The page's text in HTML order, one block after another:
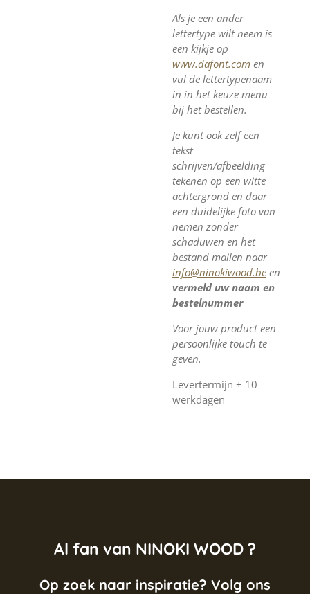
Als je een ander
lettertype wilt neem is
een kijkje op
www.dafont.com en
vul de lettertypenaam
in in het keuze menu
bij het bestellen.
Je kunt ook zelf een
tekst
schrijven/afbeelding
tekenen op een witte
achtergrond en daar
een duidelijke foto van
nemen zonder
schaduwen en het
bestand mailen naar
info@ninokiwood.be en
vermeld uw naam en
bestelnummer
Voor jouw product een
persoonlijke touch te
geven.
Levertermijn ± 10
werkdagen
Al fan van NINOKI WOOD ?
Op zoek naar inspiratie? Volg ons